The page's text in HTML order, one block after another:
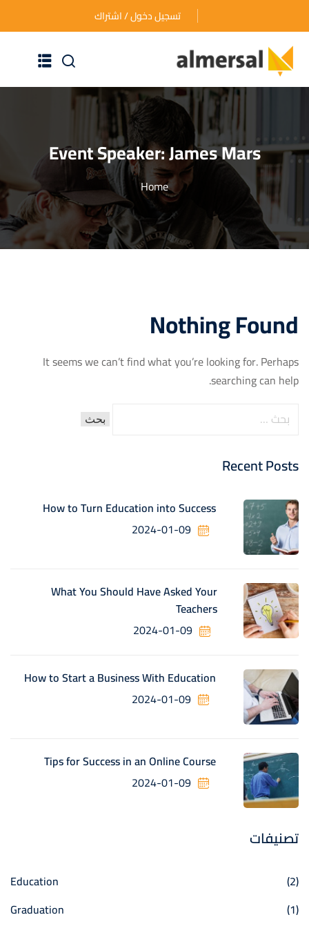
تسجيل دخول / اشتراك
الرئيسية
عن الأكاديمية
دوراتنا التدريبية
الأسئلة المتكررة
اتصل بنا
Event Speaker:James Mars
Home
Nothing Found
It seems we can’t find what you’re looking for. Perhaps
searching can help.
Recent Posts
How to Turn Education into Success
2024-01-09
What You Should Have Asked Your
Teachers
2024-01-09
How to Start a Business With Education
2024-01-09
Tips for Success in an Online Course
2024-01-09
تصنيفات
Education
(2)
Graduation
(1)